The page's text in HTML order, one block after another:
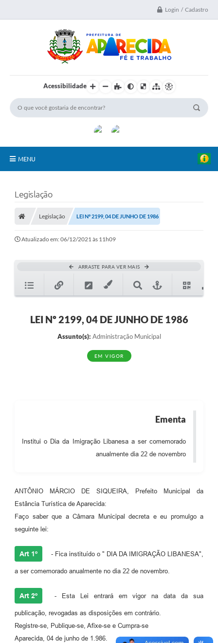
Login / Cadastro
Acessibilidade
MENU
Secretarias
Transparência
Turismo
Coronavírus
Serviços Online
Carta de Serviços
Arquivos para Download
Participe mais
Editais
Jornal
Legislação
Legislação LEI Nº 2199, 04 DE JUNHO DE 1986
Atualizado em: 06/12/2021 às 11h09
ARRASTE PARA VER MAIS
LEI Nº 2199, 04 DE JUNHO DE 1986
Assunto(s): Administração Municipal
EM VIGOR
Ementa
Institui o Dia da Imigração Libanesa a ser comemorado
anualmente dia 22 de novembro
ANTÔNIO MÁRCIO DE SIQUEIRA, Prefeito Municipal da
Estância Turística de Aparecida:
Faço saber que a Câmara Municipal decreta e eu promulgo a
seguinte lei:
Art 1º - Fica instituído o " DIA DA IMIGRAÇÃO LIBANESA",
a ser comemorado anualmente no dia 22 de novembro.
Art 2º - Esta Lei entrará em vigor na data da sua
publicação, revogadas as disposições em contrário.
Registre-se, Publique-se, Afixe-se e Cumpra-se
Aparecida, 04 de junho de 1.986.